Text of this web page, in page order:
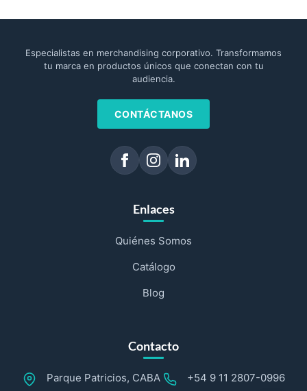
Especialistas en merchandising corporativo. Transformamos
tu marca en productos únicos que conectan con tu
audiencia.
CONTÁCTANOS
Enlaces
Quiénes Somos
Catálogo
Blog
Contacto
Parque Patricios, CABA +54 9 11 2807-0996